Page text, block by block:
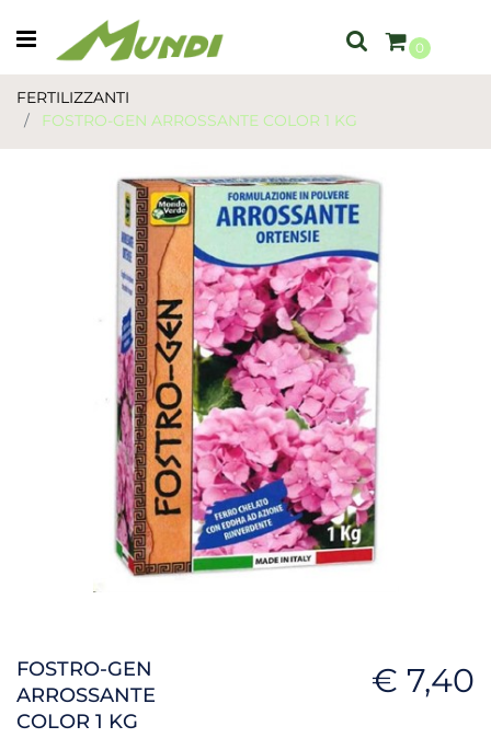
Open menu
0
FERTILIZZANTI
FOSTRO-GEN ARROSSANTE COLOR 1 KG
FOSTRO-GEN
ARROSSANTE
COLOR 1 KG
€ 7,40